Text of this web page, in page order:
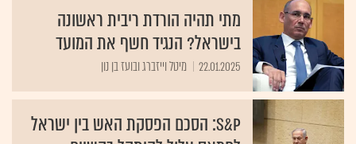
מתי תהיה הורדת ריבית ראשונה
בישראל? הנגיד חשף את המועד
22.01.2025 מיטל וייזברג ובועז בן נון
S&P: הסכם הפסקת האש בין ישראל